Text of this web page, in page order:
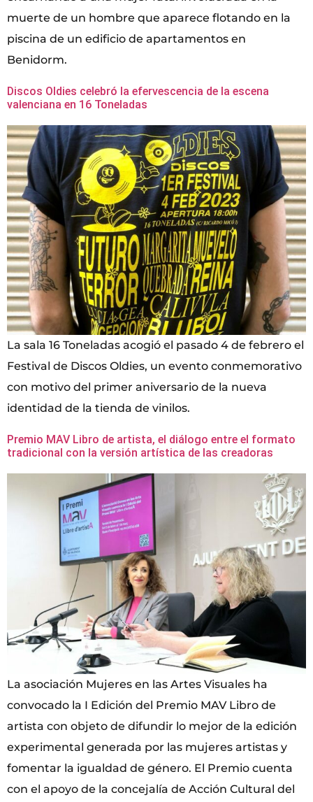
muerte de un hombre que aparece flotando en la
piscina de un edificio de apartamentos en
Benidorm.
Discos Oldies celebró la efervescencia de la escena
valenciana en 16 Toneladas
La sala 16 Toneladas acogió el pasado 4 de febrero el
Festival de Discos Oldies, un evento conmemorativo
con motivo del primer aniversario de la nueva
identidad de la tienda de vinilos.
Premio MAV Libro de artista, el diálogo entre el formato
tradicional con la versión artística de las creadoras
La asociación Mujeres en las Artes Visuales ha
convocado la I Edición del Premio MAV Libro de
artista con objeto de difundir lo mejor de la edición
experimental generada por las mujeres artistas y
fomentar la igualdad de género. El Premio cuenta
con el apoyo de la concejalía de Acción Cultural del